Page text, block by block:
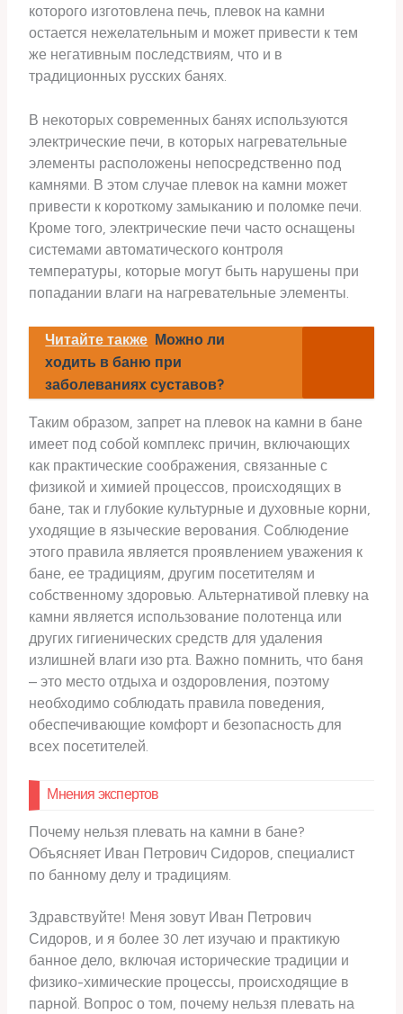
которого изготовлена печь, плевок на камни
остается нежелательным и может привести к тем
же негативным последствиям, что и в
традиционных русских банях.
В некоторых современных банях используются
электрические печи, в которых нагревательные
элементы расположены непосредственно под
камнями. В этом случае плевок на камни может
привести к короткому замыканию и поломке печи.
Кроме того, электрические печи часто оснащены
системами автоматического контроля
температуры, которые могут быть нарушены при
попадании влаги на нагревательные элементы.
Читайте также Можно ли
ходить в баню при
заболеваниях суставов?
Таким образом, запрет на плевок на камни в бане
имеет под собой комплекс причин, включающих
как практические соображения, связанные с
физикой и химией процессов, происходящих в
бане, так и глубокие культурные и духовные корни,
уходящие в языческие верования. Соблюдение
этого правила является проявлением уважения к
бане, ее традициям, другим посетителям и
собственному здоровью. Альтернативой плевку на
камни является использование полотенца или
других гигиенических средств для удаления
излишней влаги изо рта. Важно помнить, что баня
– это место отдыха и оздоровления, поэтому
необходимо соблюдать правила поведения,
обеспечивающие комфорт и безопасность для
всех посетителей.
Мнения экспертов
Почему нельзя плевать на камни в бане?
Объясняет Иван Петрович Сидоров, специалист
по банному делу и традициям.
Здравствуйте! Меня зовут Иван Петрович
Сидоров, и я более 30 лет изучаю и практикую
банное дело, включая исторические традиции и
физико-химические процессы, происходящие в
парной. Вопрос о том, почему нельзя плевать на